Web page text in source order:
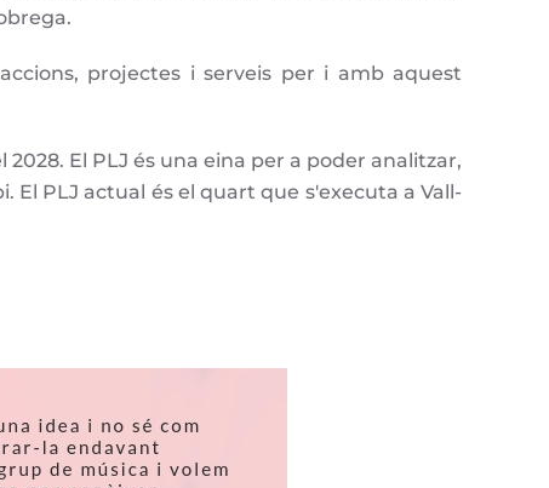
projectes i serveis per i amb aquest
El PLJ és una eina per a poder analitzar,
PLJ actual és el quart que s'executa a Vall-